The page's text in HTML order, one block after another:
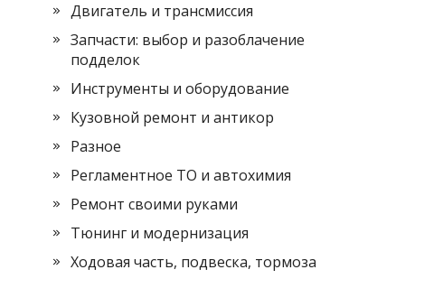
Двигатель и трансмиссия
Запчасти: выбор и разоблачение
подделок
Инструменты и оборудование
Кузовной ремонт и антикор
Разное
Регламентное ТО и автохимия
Ремонт своими руками
Тюнинг и модернизация
Ходовая часть, подвеска, тормоза